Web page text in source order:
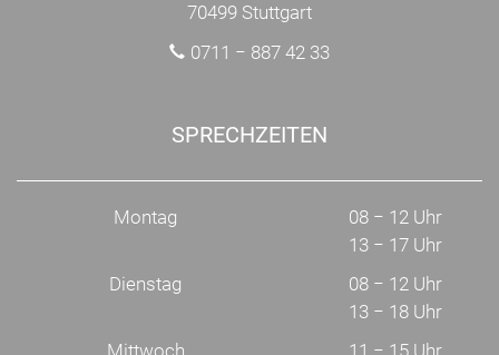
70499 Stuttgart
0711 − 887 42 33
SPRECHZEITEN
Montag
08 − 12 Uhr
13 − 17 Uhr
Dienstag
08 − 12 Uhr
13 − 18 Uhr